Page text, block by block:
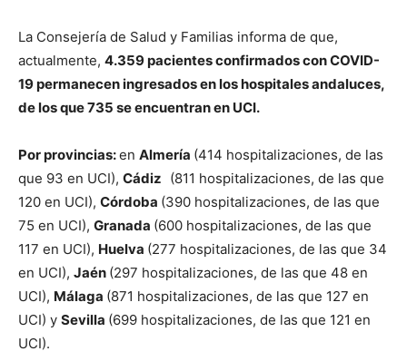
La Consejería de Salud y Familias informa de que,
actualmente, 4.359 pacientes confirmados con COVID-
19 permanecen ingresados en los hospitales andaluces,
de los que 735 se encuentran en UCI.
Por provincias:en Almería (414 hospitalizaciones, de las
que 93 en UCI), Cádiz (811 hospitalizaciones, de las que
120 en UCI), Córdoba (390 hospitalizaciones, de las que
75 en UCI), Granada (600 hospitalizaciones, de las que
117 en UCI), Huelva (277 hospitalizaciones, de las que 34
en UCI), Jaén (297 hospitalizaciones, de las que 48 en
UCI), Málaga (871 hospitalizaciones, de las que 127 en
UCI) y Sevilla (699 hospitalizaciones, de las que 121 en
UCI).